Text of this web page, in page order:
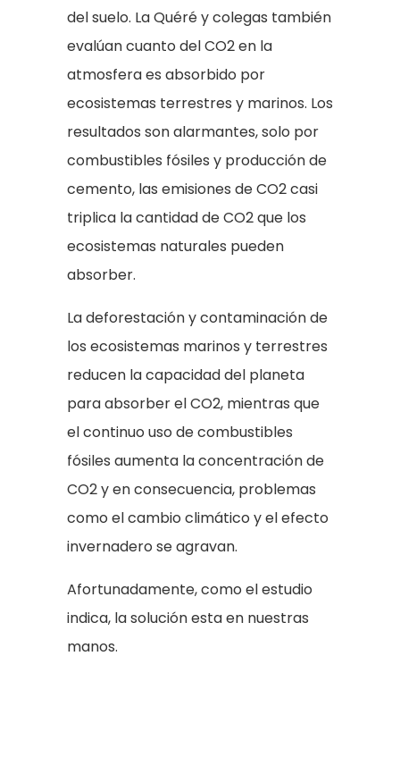
del suelo. La Quéré y colegas también
evalúan cuanto del CO2 en la
atmosfera es absorbido por
ecosistemas terrestres y marinos. Los
resultados son alarmantes, solo por
combustibles fósiles y producción de
cemento, las emisiones de CO2 casi
triplica la cantidad de CO2 que los
ecosistemas naturales pueden
absorber.
La deforestación y contaminación de
los ecosistemas marinos y terrestres
reducen la capacidad del planeta
para absorber el CO2, mientras que
el continuo uso de combustibles
fósiles aumenta la concentración de
CO2 y en consecuencia, problemas
como el cambio climático y el efecto
invernadero se agravan.
Afortunadamente, como el estudio
indica, la solución esta en nuestras
manos.